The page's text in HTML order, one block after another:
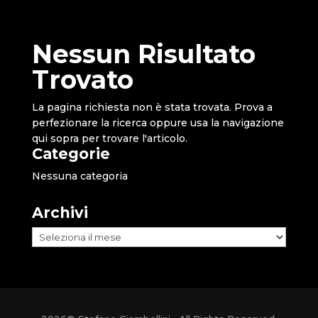
Nessun Risultato
Trovato
La pagina richiesta non è stata trovata. Prova a
perfezionare la ricerca oppure usa la navigazione
qui sopra per trovare l'articolo.
Categorie
Nessuna categoria
Archivi
Archivi